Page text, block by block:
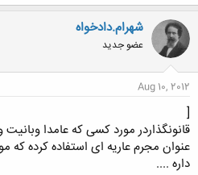
ک
ن
ش
ه
ا
شهرام.دادخواه
عضو جدید
Aug 10, 2012
[
قانونگذاردر مورد کسی که عامدا
عنوان مجرم عاریه ای استفاده کرده
داره ....